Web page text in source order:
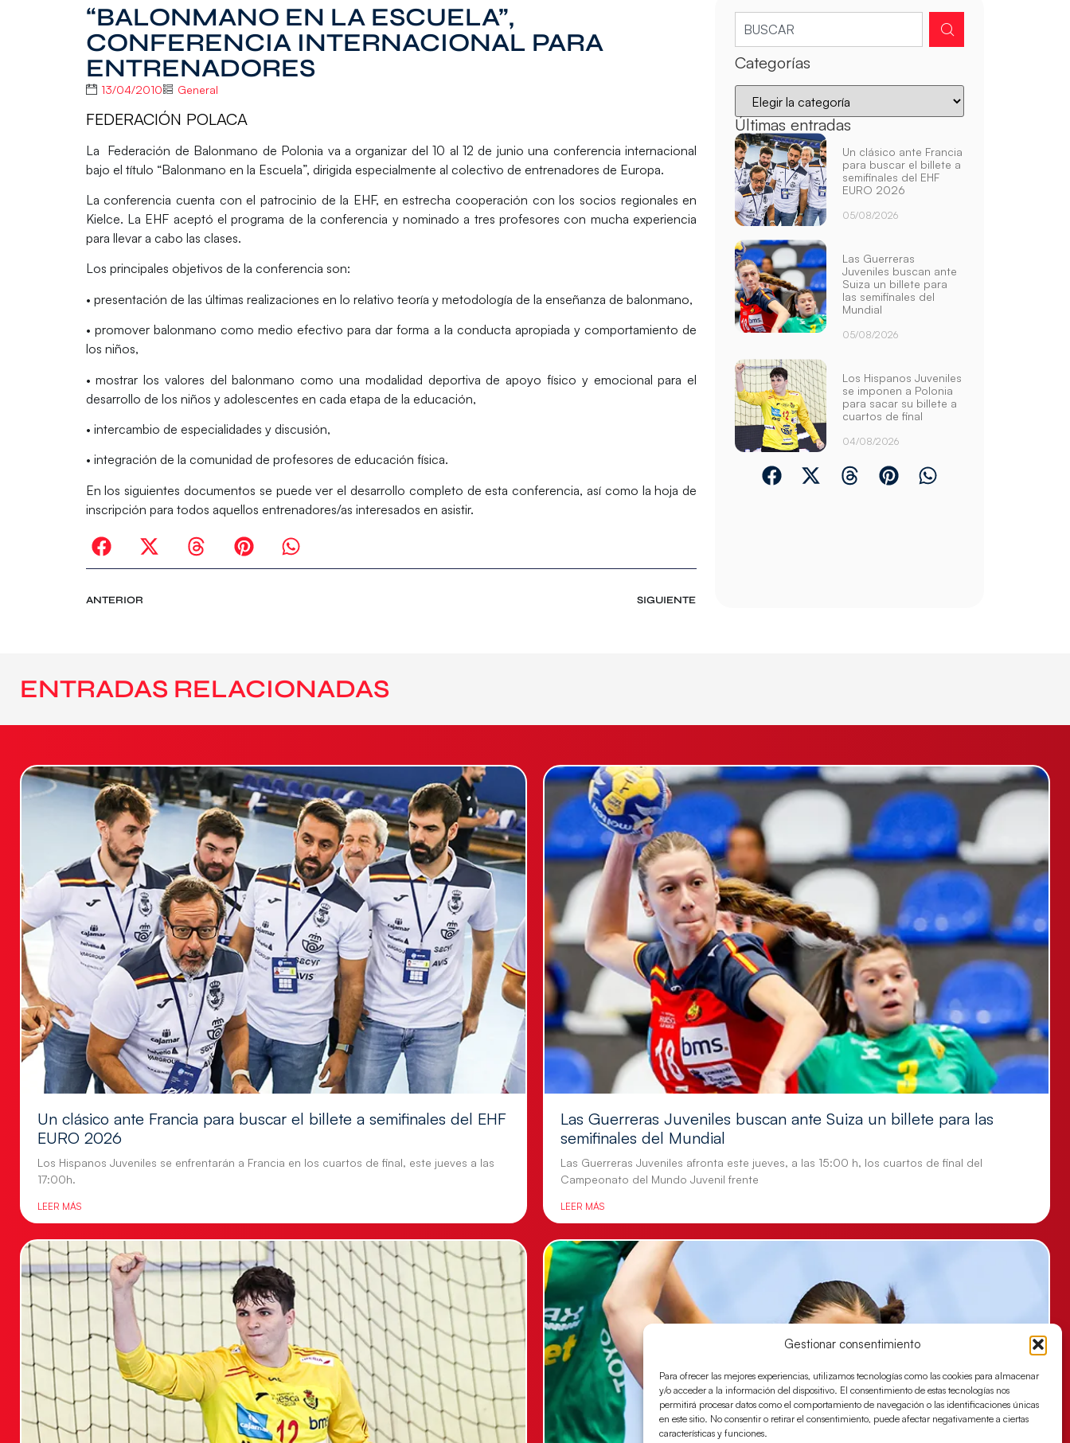
Gestionar consentimiento
Para ofrecer las mejores experiencias, utilizamos tecnologías como las cookies para almacenar
y/o acceder a la información del dispositivo. El consentimiento de estas tecnologías nos
permitirá procesar datos como el comportamiento de navegación o las identificaciones únicas
en este sitio. No consentir o retirar el consentimiento, puede afectar negativamente a ciertas
características y funciones.
“BALONMANO EN LA ESCUELA”,
CONFERENCIA INTERNACIONAL PARA
ENTRENADORES
13/04/2010 General
FEDERACIÓN POLACA
La Federación de Balonmano de Polonia va a organizar del 10 al 12 de junio una conferencia internacional
bajo el título “Balonmano en la Escuela”, dirigida especialmente al colectivo de entrenadores de Europa.
La conferencia cuenta con el patrocinio de la EHF, en estrecha cooperación con los socios regionales en
Kielce. La EHF aceptó el programa de la conferencia y nominado a tres profesores con mucha experiencia
para llevar a cabo las clases.
Los principales objetivos de la conferencia son:
• presentación de las últimas realizaciones en lo relativo teoría y metodología de la enseñanza de balonmano,
• promover balonmano como medio efectivo para dar forma a la conducta apropiada y comportamiento de
los niños,
• mostrar los valores del balonmano como una modalidad deportiva de apoyo físico y emocional para el
desarrollo de los niños y adolescentes en cada etapa de la educación,
• intercambio de especialidades y discusión,
• integración de la comunidad de profesores de educación física.
En los siguientes documentos se puede ver el desarrollo completo de esta conferencia, así como la hoja de
inscripción para todos aquellos entrenadores/as interesados en asistir.
ANTERIOR SIGUIENTE
Categorías
Últimas entradas
Un clásico ante Francia
para buscar el billete a
semifinales del EHF
EURO 2026
05/08/2026
Las Guerreras
Juveniles buscan ante
Suiza un billete para
las semifinales del
Mundial
05/08/2026
Los Hispanos Juveniles
se imponen a Polonia
para sacar su billete a
cuartos de final
04/08/2026
ENTRADAS RELACIONADAS
Un clásico ante Francia para buscar el billete a semifinales del EHF
EURO 2026
Los Hispanos Juveniles se enfrentarán a Francia en los cuartos de final, este jueves a las
17:00h.
LEER MÁS
Las Guerreras Juveniles buscan ante Suiza un billete para las
semifinales del Mundial
Las Guerreras Juveniles afronta este jueves, a las 15:00 h, los cuartos de final del
Campeonato del Mundo Juvenil frente
LEER MÁS